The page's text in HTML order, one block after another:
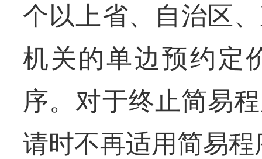
个以上省、自治区
机关的单边预约定
序。对于终止简易
请时不再适用简易程